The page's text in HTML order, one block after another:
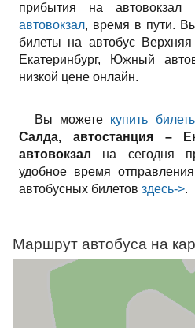
прибытия на автовокзал
автовокзал, время в пути.
билеты на автобус
Екатеринбург, Южный
низкой цене онлайн.
Вы можете купить
Салда, автостанция –
автовокзал на сегодня
удобное время
автобусных билетов здесь->.
Маршрут автобуса на